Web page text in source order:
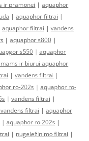
ir pramonei | aquaphor
| aquaphor filtrai |
aquaphor filtrai | vandens
| aquaphor s800 |
s550 | aquaphor
ir biurui aquaphor
| vandens filtrai |
ro-202s | aquaphor ro-
| vandens filtrai |
filtrai | aquaphor
| aquaphor ro 202s |
| nugeležinimo filtrai |